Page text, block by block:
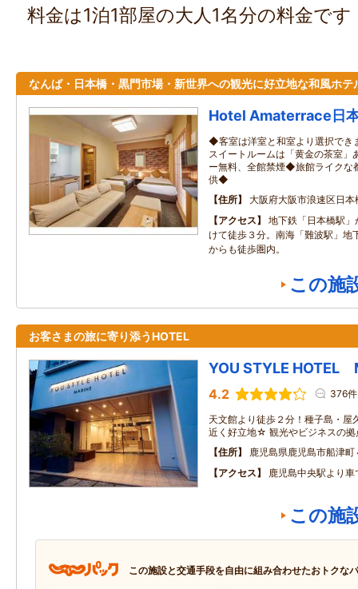
料金は1泊1部屋の大人1名分の料金で
なんば・日本橋・黒門市場・新世界への観光に好立地な和風ホテ
Hotel Amaterrace日
◆客室は洋室と和室より選択で
スイートルームは「黄金の茶室
ー無料、全館禁煙◆旅館ライクな
供◆
住所
大阪府大阪市浪速区日
アクセス
地下鉄「日本橋駅
けて徒歩３分。南海「難波駅」地
からも徒歩圏内。
この施
お客さまの旅に寄り添うHOTEL
YOU STYLE HOTEL
4.2 376件
天文館より徒歩２分！種子島・屋
近く好立地☆ 観光やビジネスの拠
住所
鹿児島県鹿児島市船津町
アクセス
鹿児島中央駅より車
この施
この施設と交通手段を自由に組み合わせたおトクな